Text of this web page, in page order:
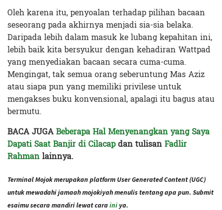
Oleh karena itu, penyoalan terhadap pilihan bacaan
seseorang pada akhirnya menjadi sia-sia belaka.
Daripada lebih dalam masuk ke lubang kepahitan ini,
lebih baik kita bersyukur dengan kehadiran Wattpad
yang menyediakan bacaan secara cuma-cuma.
Mengingat, tak semua orang seberuntung Mas Aziz
atau siapa pun yang memiliki privilese untuk
mengakses buku konvensional, apalagi itu bagus atau
bermutu.
BACA JUGABeberapa Hal Menyenangkan yang Saya
Dapati Saat Banjir di Cilacapdan tulisanFadlir
Rahmanlainnya.
Terminal Mojok merupakan platform User Generated Content (UGC)
untuk mewadahi jamaah mojokiyah menulis tentang apa pun. Submit
esaimu secara mandiri lewat caraini ya.